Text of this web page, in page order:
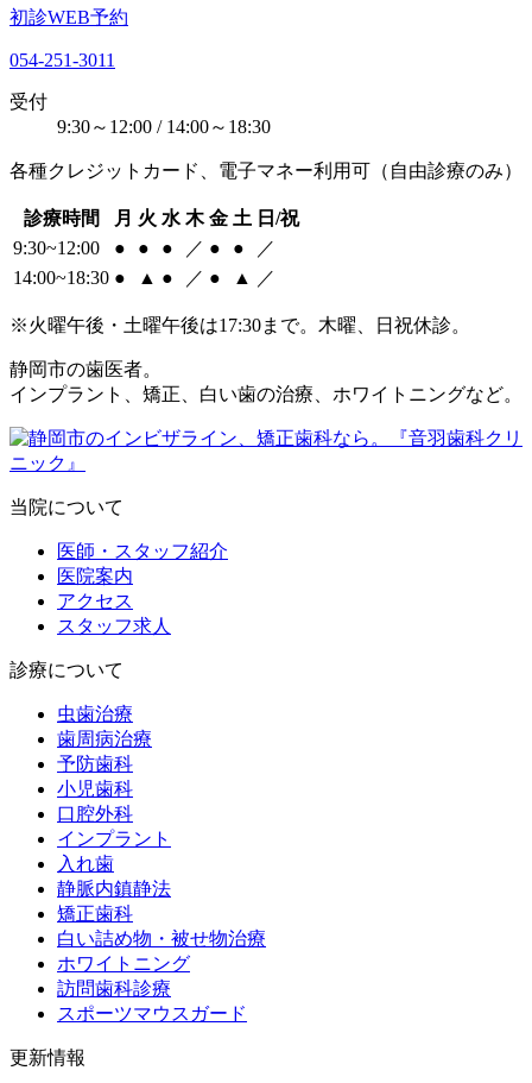
初診WEB予約
054-251-3011
受付
9:30～12:00 / 14:00～18:30
各種クレジットカード、電子マネー利用可（自由診療のみ）
診療時間 月 火 水 木 金 土 日/祝
9:30~12:00
● ● ● ／ ● ●
／
14:00~18:30 ● ▲ ● ／ ● ▲ ／
※火曜午後・土曜午後は17:30まで。木曜、日祝休診。
静岡市の歯医者。
インプラント、矯正、白い歯の治療、ホワイトニングなど。
当院について
医師・スタッフ紹介
医院案内
アクセス
スタッフ求人
診療について
虫歯治療
歯周病治療
予防歯科
小児歯科
口腔外科
インプラント
入れ歯
静脈内鎮静法
矯正歯科
白い詰め物・被せ物治療
ホワイトニング
訪問歯科診療
スポーツマウスガード
更新情報